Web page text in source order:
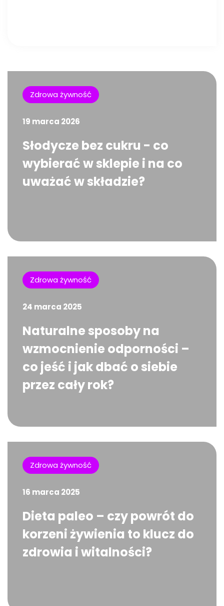
Zdrowa żywność
19 marca 2026
Słodycze bez cukru - co
wybierać w sklepie i na co
uważać w składzie?
Zdrowa żywność
24 marca 2025
Naturalne sposoby na
wzmocnienie odporności –
co jeść i jak dbać o siebie
przez cały rok?
Zdrowa żywność
16 marca 2025
Dieta paleo – czy powrót do
korzeni żywienia to klucz do
zdrowia i witalności?